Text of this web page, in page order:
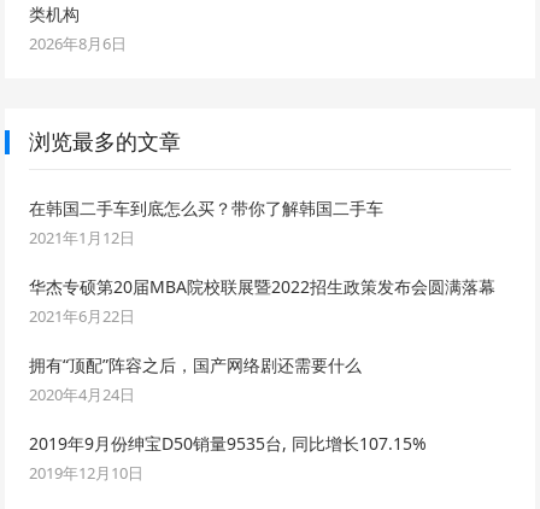
类机构
2026年8月6日
浏览最多的文章
在韩国二手车到底怎么买？带你了解韩国二手车
2021年1月12日
华杰专硕第20届MBA院校联展暨2022招生政策发布会圆满落幕
2021年6月22日
拥有“顶配”阵容之后，国产网络剧还需要什么
2020年4月24日
2019年9月份绅宝D50销量9535台, 同比增长107.15%
2019年12月10日